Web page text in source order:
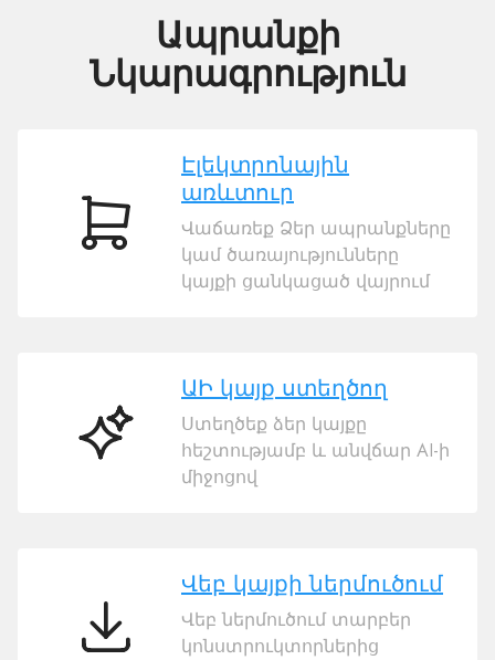
Ապրանքի
Նկարագրություն
Էլեկտրոնային
առևտուր
Էլեկտրոնային
առևտուր
Վաճառեք Ձեր ապրանքները
կամ ծառայությունները
կայքի ցանկացած վայրում
ԱԻ
ԱԻ կայք ստեղծող
Ստեղծեք ձեր կայքը
հեշտությամբ և անվճար AI-ի
միջոցով
Վեբ
Վեբ կայքի ներմուծում
Վեբ ներմուծում տարբեր
կոնստրուկտորներից